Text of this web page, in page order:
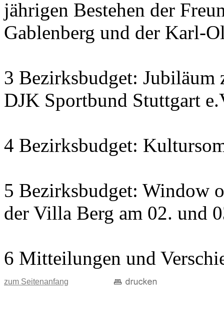
jährigen Bestehen der
Gablenberg und der Karl-
3 Bezirksbudget: Jubiläum
DJK Sportbund Stuttgart
4 Bezirksbudget:
5 Bezirksbudget: Window
der Villa Berg am 02. und
6 Mitteilungen und
zum Seitenanfang